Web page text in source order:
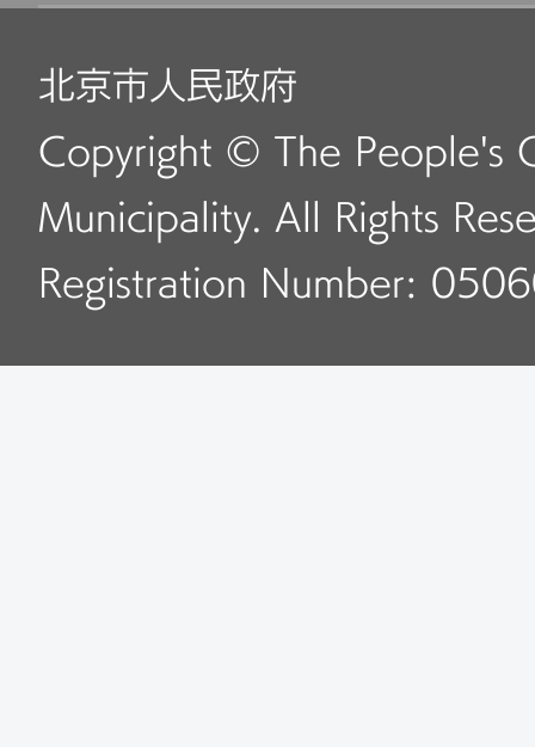
北京市人民政府
Copyright © The People's
Municipality. All Rights
Registration Number: